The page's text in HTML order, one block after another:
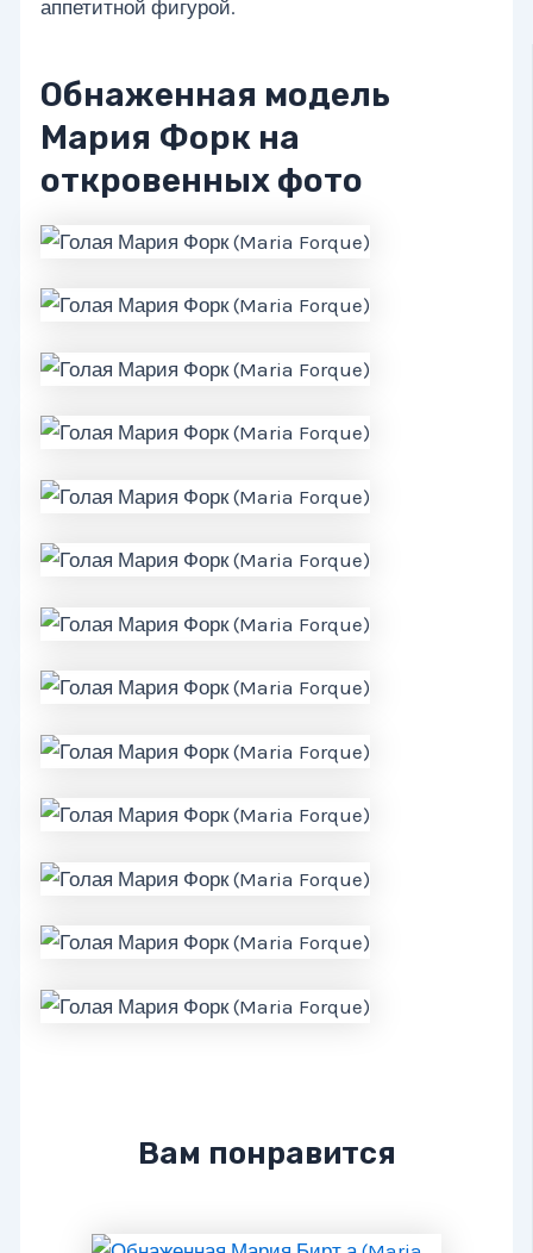
аппетитной фигурой.
Обнаженная модель
Мария Форк на
откровенных фото
Вам понравится